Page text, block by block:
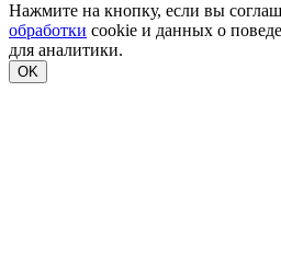
Нажмите на кнопку, если вы
обработки cookie и данных о
для аналитики.
OK